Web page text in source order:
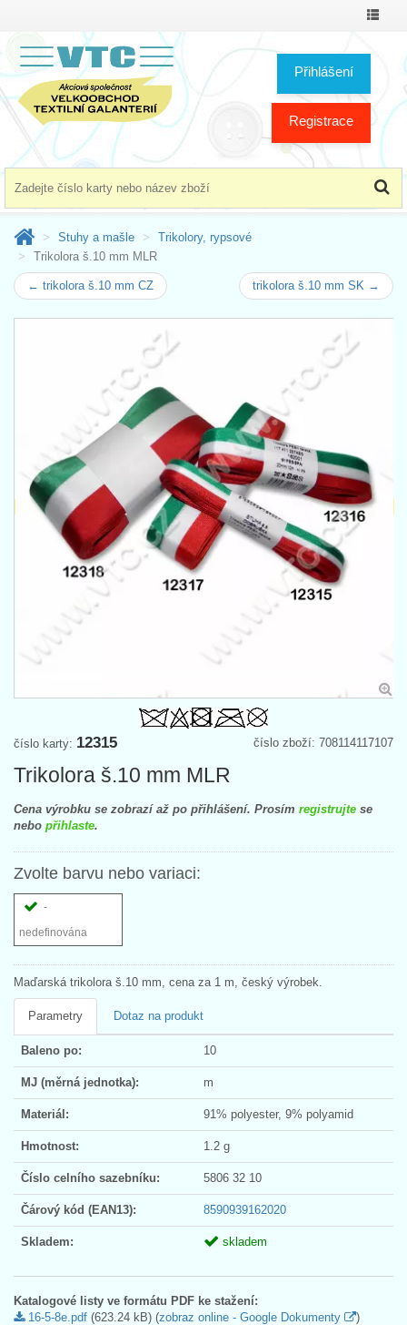
Přihlášení
Registrace
Stuhy a mašle
Trikolory, rypsové
Trikolora š.10 mm MLR
← trikolora š.10 mm CZ trikolora š.10 mm SK →
číslo zboží: 708114117107
číslo karty: 12315
Trikolora š.10 mm MLR
Cena výrobku se zobrazí až po přihlášení. Prosím registrujte se
nebo přihlaste.
Zvolte barvu nebo variaci:
-
nedefinována
Maďarská trikolora š.10 mm, cena za 1 m, český výrobek.
Parametry Dotaz na produkt
Baleno po: 10
MJ (měrná jednotka): m
Materiál: 91% polyester, 9% polyamid
Hmotnost: 1.2 g
Číslo celního sazebníku: 5806 32 10
Čárový kód (EAN13): 8590939162020
Skladem: skladem
Katalogové listy ve formátu PDF ke stažení:
16-5-8e.pdf (623.24 kB) (zobraz online - Google Dokumenty )